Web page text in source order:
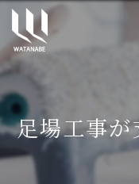
足場工事